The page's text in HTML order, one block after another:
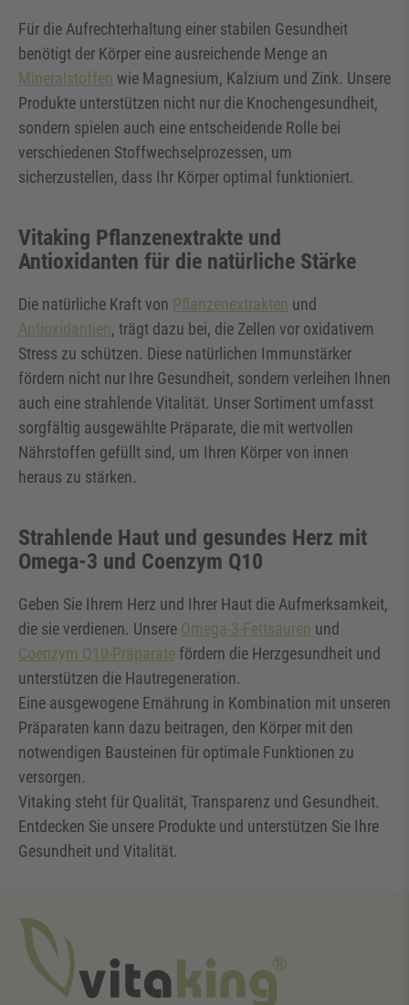
Für die Aufrechterhaltung einer stabilen Gesundheit
benötigt der Körper eine ausreichende Menge an
Mineralstoffen wie Magnesium, Kalzium und Zink. Unsere
Produkte unterstützen nicht nur die Knochengesundheit,
sondern spielen auch eine entscheidende Rolle bei
verschiedenen Stoffwechselprozessen, um
sicherzustellen, dass Ihr Körper optimal funktioniert.
Vitaking Pflanzenextrakte und
Antioxidanten für die natürliche Stärke
Die natürliche Kraft von Pflanzenextrakten und
Antioxidantien, trägt dazu bei, die Zellen vor oxidativem
Stress zu schützen. Diese natürlichen Immunstärker
fördern nicht nur Ihre Gesundheit, sondern verleihen Ihnen
auch eine strahlende Vitalität. Unser Sortiment umfasst
sorgfältig ausgewählte Präparate, die mit wertvollen
Nährstoffen gefüllt sind, um Ihren Körper von innen
heraus zu stärken.
Strahlende Haut und gesundes Herz mit
Omega-3 und Coenzym Q10
Geben Sie Ihrem Herz und Ihrer Haut die Aufmerksamkeit,
die sie verdienen. Unsere Omega-3-Fettsäuren und
Coenzym Q10-Präparatefördern die Herzgesundheit und
unterstützen die Hautregeneration.
Eine ausgewogene Ernährung in Kombination mit unseren
Präparaten kann dazu beitragen, den Körper mit den
notwendigen Bausteinen für optimale Funktionen zu
versorgen.
Vitaking steht für Qualität, Transparenz und Gesundheit.
Entdecken Sie unsere Produkte und unterstützen Sie Ihre
Gesundheit und Vitalität.